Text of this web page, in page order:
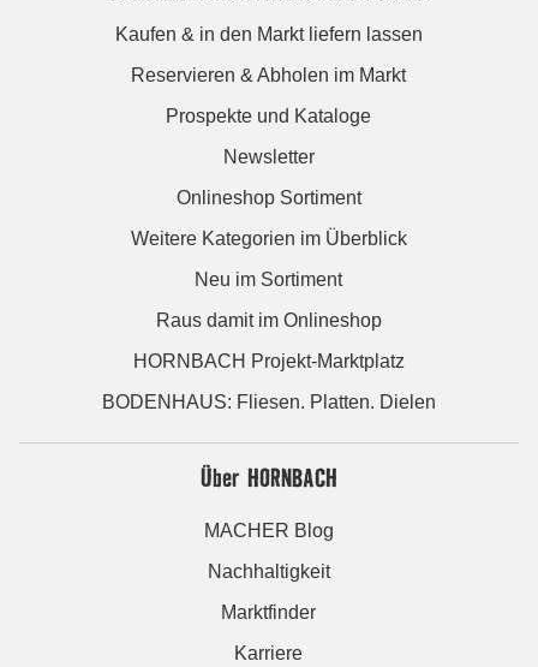
Kaufen & in den Markt liefern lassen
Reservieren & Abholen im Markt
Prospekte und Kataloge
Newsletter
Onlineshop Sortiment
Weitere Kategorien im Überblick
Neu im Sortiment
Raus damit im Onlineshop
HORNBACH Projekt-Marktplatz
BODENHAUS: Fliesen. Platten. Dielen
Über HORNBACH
MACHER Blog
Nachhaltigkeit
Marktfinder
Karriere